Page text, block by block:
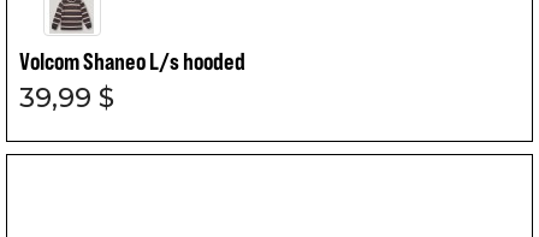
Volcom Shaneo L/s hooded
39,99 $